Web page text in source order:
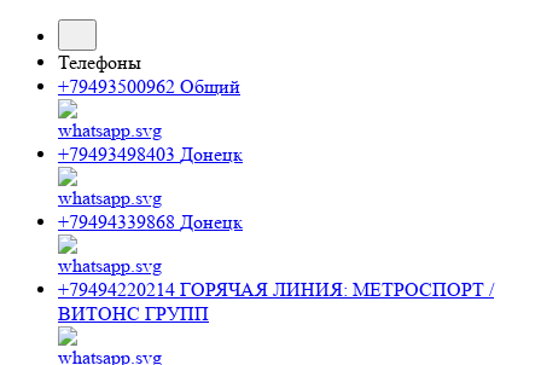
Телефоны
+79493500962 Общий
+79493498403 Донецк
+79494339868 Донецк
+79494220214 ГОРЯЧАЯ ЛИНИЯ: МЕТРОСПОРТ /
ВИТОНС ГРУПП